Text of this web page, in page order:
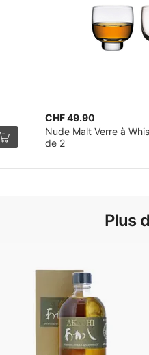
CHF 49.90
Nude Malt Verre à Whisky Pack
de 2
Plus